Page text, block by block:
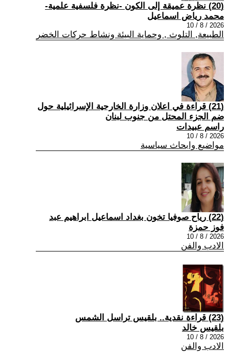
(20) نظرة عميقة إلى الكون -نظرة فلسفية علمية-
محمد رياض اسماعيل
2026 / 8 / 10
الطبيعة, التلوث , وحماية البيئة ونشاط حركات الخضر
(21) قراءة في اعلان وزارة الخارجية الإسرائيلية حول
ضم الجزء المحتل من جنوب لبنان
راسم عبيدات
2026 / 8 / 10
مواضيع وابحاث سياسية
(22) رياح صوفيا تخون بغداد اسماعيل ابراهيم عبد
فوز حمزة
2026 / 8 / 10
الادب والفن
(23) قراءة نقدية.. بلقيس تراسل الشمس
بلقيس خالد
2026 / 8 / 10
الادب والفن